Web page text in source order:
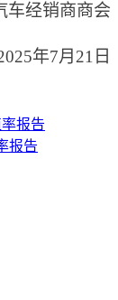
车经销商商会
年7月21日
报告
报告